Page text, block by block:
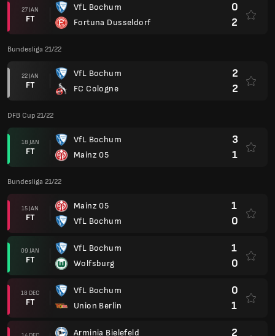
27 JAN
FT
VfL Bochum
Fortuna Dusseldorf
0
2
Bundesliga 21/22
22 JAN
FT
VfL Bochum
FC Cologne
2
2
DFB Cup 21/22
18 JAN
FT
VfL Bochum
Mainz 05
3
1
Bundesliga 21/22
15 JAN
FT
Mainz 05
VfL Bochum
1
0
09 JAN
FT
VfL Bochum
Wolfsburg
1
0
18 DEC
FT
VfL Bochum
Union Berlin
0
1
Arminia Bielefeld 2